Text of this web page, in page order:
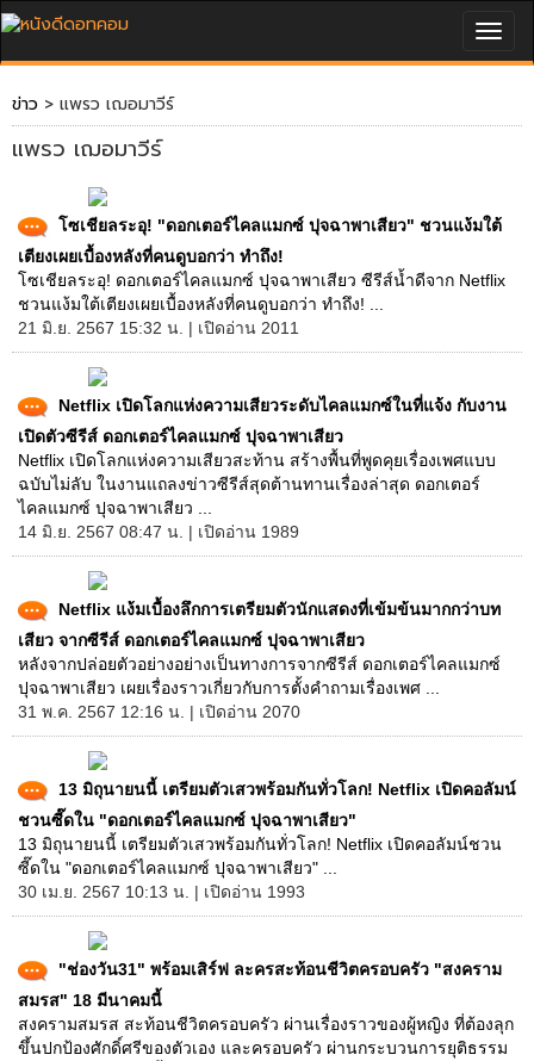
ข่าว > แพรว เฌอมาวีร์
แพรว เฌอมาวีร์
โซเชียลระอุ! "ดอกเตอร์ไคลแมกซ์ ปุจฉาพาเสียว" ชวนแง้มใต้
เตียงเผยเบื้องหลังที่คนดูบอกว่า ทำถึง!
โซเชียลระอุ! ดอกเตอร์ไคลแมกซ์ ปุจฉาพาเสียว ซีรีส์น้ำดีจาก Netflix
ชวนแง้มใต้เตียงเผยเบื้องหลังที่คนดูบอกว่า ทำถึง! ...
21 มิ.ย. 2567 15:32 น. | เปิดอ่าน 2011
Netflix เปิดโลกแห่งความเสียวระดับไคลแมกซ์ในที่แจ้ง กับงาน
เปิดตัวซีรีส์ ดอกเตอร์ไคลแมกซ์ ปุจฉาพาเสียว
Netflix เปิดโลกแห่งความเสียวสะท้าน สร้างพื้นที่พูดคุยเรื่องเพศแบบ
ฉบับไม่ลับ ในงานแถลงข่าวซีรีส์สุดต้านทานเรื่องล่าสุด ดอกเตอร์
ไคลแมกซ์ ปุจฉาพาเสียว ...
14 มิ.ย. 2567 08:47 น. | เปิดอ่าน 1989
Netflix แง้มเบื้องลึกการเตรียมตัวนักแสดงที่เข้มข้นมากกว่าบท
เสียว จากซีรีส์ ดอกเตอร์ไคลแมกซ์ ปุจฉาพาเสียว
หลังจากปล่อยตัวอย่างอย่างเป็นทางการจากซีรีส์ ดอกเตอร์ไคลแมกซ์
ปุจฉาพาเสียว เผยเรื่องราวเกี่ยวกับการตั้งคำถามเรื่องเพศ ...
31 พ.ค. 2567 12:16 น. | เปิดอ่าน 2070
13 มิถุนายนนี้ เตรียมตัวเสวพร้อมกันทั่วโลก! Netflix เปิดคอลัมน์
ชวนซี๊ดใน "ดอกเตอร์ไคลแมกซ์ ปุจฉาพาเสียว"
13 มิถุนายนนี้ เตรียมตัวเสวพร้อมกันทั่วโลก! Netflix เปิดคอลัมน์ชวน
ซี๊ดใน "ดอกเตอร์ไคลแมกซ์ ปุจฉาพาเสียว" ...
30 เม.ย. 2567 10:13 น. | เปิดอ่าน 1993
"ช่องวัน31" พร้อมเสิร์ฟ ละครสะท้อนชีวิตครอบครัว "สงคราม
สมรส" 18 มีนาคมนี้
สงครามสมรส สะท้อนชีวิตครอบครัว ผ่านเรื่องราวของผู้หญิง ที่ต้องลุก
ขึ้นปกป้องศักดิ์ศรีของตัวเอง และครอบครัว ผ่านกระบวนการยุติธรรม